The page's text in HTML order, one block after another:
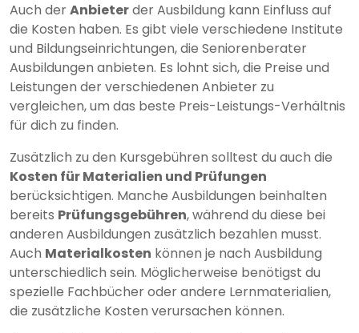
Auch derAnbieterder Ausbildung kann Einfluss auf
die Kosten haben. Es gibt viele verschiedene Institute
und Bildungseinrichtungen, die Seniorenberater
Ausbildungen anbieten. Es lohnt sich, die Preise und
Leistungen der verschiedenen Anbieter zu
vergleichen, um das beste Preis-Leistungs-Verhältnis
für dich zu finden.
Zusätzlich zu den Kursgebühren solltest du auch die
Kosten für Materialien und Prüfungen
berücksichtigen. Manche Ausbildungen beinhalten
bereits Prüfungsgebühren, während du diese bei
anderen Ausbildungen zusätzlich bezahlen musst.
Auch Materialkosten können je nach Ausbildung
unterschiedlich sein. Möglicherweise benötigst du
spezielle Fachbücher oder andere Lernmaterialien,
die zusätzliche Kosten verursachen können.